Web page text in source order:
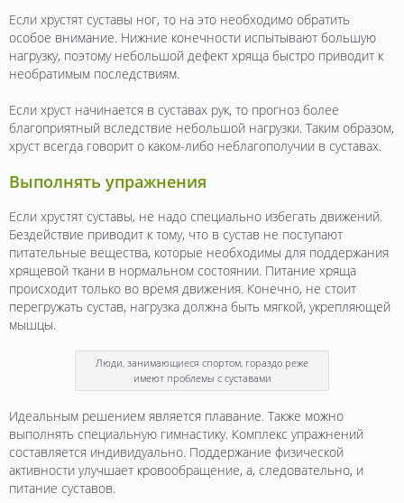
Если хрустят суставы ног, то на это необходимо обратить
особое внимание. Нижние конечности испытывают большую
нагрузку, поэтому небольшой дефект хряща быстро приводит к
необратимым последствиям.
Если хруст начинается в суставах рук, то прогноз более
благоприятный вследствие небольшой нагрузки. Таким образом,
хруст всегда говорит о каком-либо неблагополучии в суставах.
Выполнять упражнения
Если хрустят суставы, не надо специально избегать движений.
Бездействие приводит к тому, что в сустав не поступают
питательные вещества, которые необходимы для поддержания
хрящевой ткани в нормальном состоянии. Питание хряща
происходит только во время движения. Конечно, не стоит
перегружать сустав, нагрузка должна быть мягкой, укрепляющей
мышцы.
Люди, занимающиеся спортом, гораздо реже
имеют проблемы с суставами
Идеальным решением является плавание. Также можно
выполнять специальную гимнастику. Комплекс упражнений
составляется индивидуально. Поддержание физической
активности улучшает кровообращение, а, следовательно, и
питание суставов.